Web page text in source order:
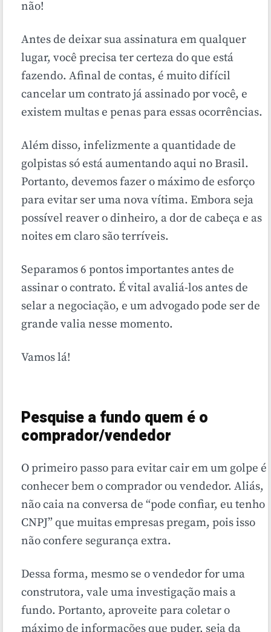
não!
Antes de deixar sua assinatura em qualquer
lugar, você precisa ter certeza do que está
fazendo. Afinal de contas, é muito difícil
cancelar um contrato já assinado por você, e
existem multas e penas para essas ocorrências.
Além disso, infelizmente a quantidade de
golpistas só está aumentando aqui no Brasil.
Portanto, devemos fazer o máximo de esforço
para evitar ser uma nova vítima. Embora seja
possível reaver o dinheiro, a dor de cabeça e as
noites em claro são terríveis.
Separamos 6 pontos importantes antes de
assinar o contrato. É vital avaliá-los antes de
selar a negociação, e um advogado pode ser de
grande valia nesse momento.
Vamos lá!
Pesquise a fundo quem é o
comprador/vendedor
O primeiro passo para evitar cair em um golpe é
conhecer bem o comprador ou vendedor. Aliás,
não caia na conversa de “pode confiar, eu tenho
CNPJ” que muitas empresas pregam, pois isso
não confere segurança extra.
Dessa forma, mesmo se o vendedor for uma
construtora, vale uma investigação mais a
fundo. Portanto, aproveite para coletar o
máximo de informações que puder, seja da